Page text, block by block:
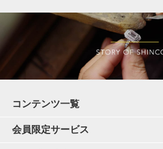
コンテンツ一覧
会員限定サービス